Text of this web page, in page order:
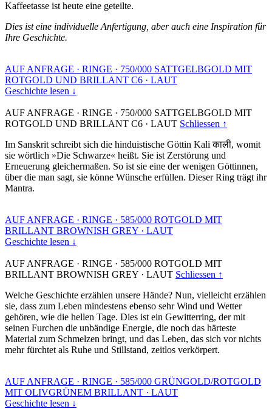
Kaffeetasse ist heute eine geteilte.
Dies ist eine individuelle Anfertigung, aber auch eine Inspiration für
Ihre Geschichte.
AUF ANFRAGE · RINGE · 750/000 SATTGELBGOLD MIT
ROTGOLD UND BRILLANT C6 · LAUT
Geschichte lesen ↓
AUF ANFRAGE · RINGE · 750/000 SATTGELBGOLD MIT
ROTGOLD UND BRILLANT C6 · LAUT Schliessen ↑
Im Sanskrit schreibt sich die hinduistische Göttin Kali काली, womit
sie wörtlich »Die Schwarze« heißt. Sie ist Zerstörung und
Erneuerung gleichermaßen. So ist sie eine der wenigen Göttinnen,
über die man sagt, sie könne Wünsche erfüllen. Dieser Ring trägt ihr
Mantra.
AUF ANFRAGE · RINGE · 585/000 ROTGOLD MIT
BRILLANT BROWNISH GREY · LAUT
Geschichte lesen ↓
AUF ANFRAGE · RINGE · 585/000 ROTGOLD MIT
BRILLANT BROWNISH GREY · LAUT Schliessen ↑
Welche Geschichte erzählen unsere Hände? Nun, vielleicht erzählen
sie, dass zum Leben mindestens ebenso sehr Wind und Wetter
gehören, wie die hellen Tage. Dies ist ein Gewitterring, der mit
seinen Furchen die unbändige Energie, die noch das härteste
Material zum Schmelzen bringt, und das Leben, das sich vor nichts
mehr fürchtet als Ruhe und Stillstand, zeitlos verkörpert.
AUF ANFRAGE · RINGE · 585/000 GRÜNGOLD/ROTGOLD
MIT OLIVGRÜNEM BRILLANT · LAUT
Geschichte lesen ↓